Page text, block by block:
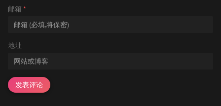
邮箱 *
地址
发表评论